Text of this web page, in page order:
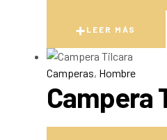
LEER MÁS
Camperas, Hombre
Campera